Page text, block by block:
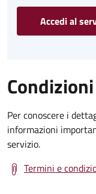
Accedi al
Per conoscere i
informazioni
servizio.
Termini e